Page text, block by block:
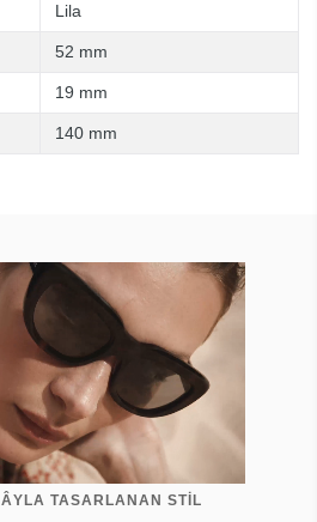
Lila
52 mm
19 mm
140 mm
TASARLANAN STİL